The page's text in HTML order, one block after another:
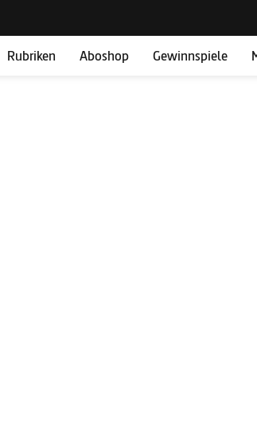
Rubriken Aboshop Gewinnspiele